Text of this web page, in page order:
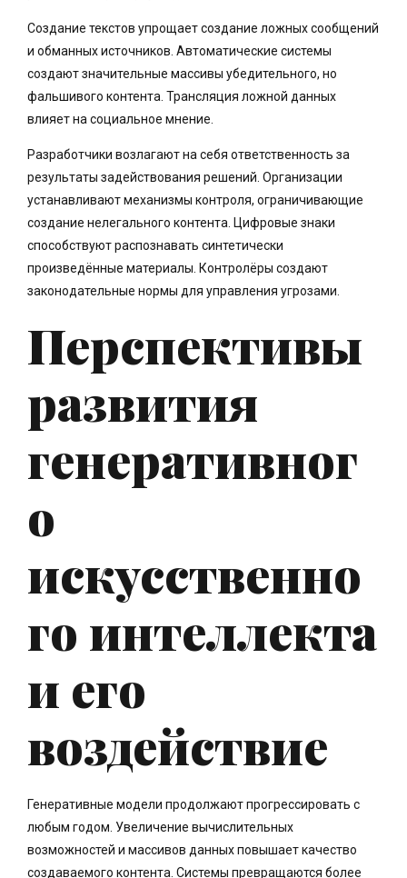
Создание текстов упрощает создание ложных сообщений
и обманных источников. Автоматические системы
создают значительные массивы убедительного, но
фальшивого контента. Трансляция ложной данных
влияет на социальное мнение.
Разработчики возлагают на себя ответственность за
результаты задействования решений. Организации
устанавливают механизмы контроля, ограничивающие
создание нелегального контента. Цифровые знаки
способствуют распознавать синтетически
произведённые материалы. Контролёры создают
законодательные нормы для управления угрозами.
Перспективы
развития
генеративног
о
искусственно
го интеллекта
и его
воздействие
Генеративные модели продолжают прогрессировать с
любым годом. Увеличение вычислительных
возможностей и массивов данных повышает качество
создаваемого контента. Системы превращаются более